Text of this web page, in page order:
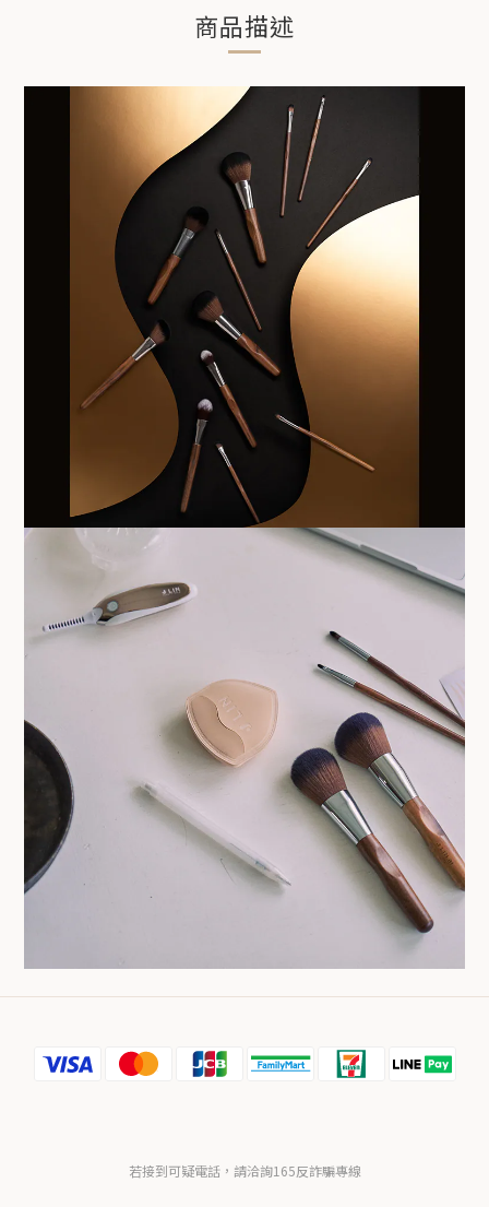
商品描述
若接到可疑電話，請洽詢165反詐騙專線